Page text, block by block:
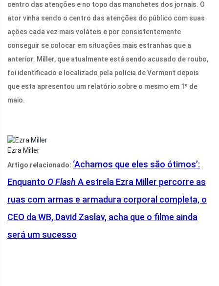
centro das atenções e no topo das manchetes dos jornais. O
ator vinha sendo o centro das atenções do público com suas
ações cada vez mais voláteis e por consistentemente
conseguir se colocar em situações mais estranhas que a
anterior. Miller, que atualmente está sendo acusado de roubo,
foi identificado e localizado pela polícia de Vermont depois
que esta apresentou um relatório sobre o mesmo em 1º de
maio.
Ezra Miller
Artigo relacionado: ‘Achamos que eles são ótimos’:
Enquanto O Flash A estrela Ezra Miller percorre as
ruas com armas e armadura corporal completa, o
CEO da WB, David Zaslav, acha que o filme ainda
será um sucesso